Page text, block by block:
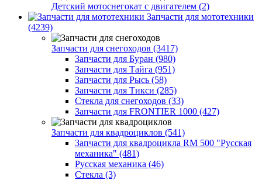
Детский мотоснегокат с двигателем (2)
Запчасти для мототехники
(4239)
Запчасти для снегоходов (3417)
Запчасти для Буран (980)
Запчасти для Тайга (951)
Запчасти для Рысь (58)
Запчасти для Тикси (285)
Стекла для снегоходов (33)
Запчасти для FRONTIER 1000 (427)
Запчасти для квадроциклов (541)
Запчасти для квадроцикла RM 500 "Русская
механика" (481)
Русская механика (46)
Стекла (3)